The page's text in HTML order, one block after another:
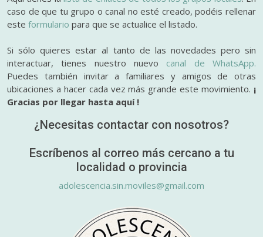
caso de que tu grupo o canal no esté creado, podéis rellenar
este formulario para que se actualice el listado.
Si sólo quieres estar al tanto de las novedades pero sin
interactuar, tienes nuestro nuevo canal de WhatsApp.
Puedes también invitar a familiares y amigos de otras
ubicaciones a hacer cada vez más grande este movimiento. ¡
Gracias por llegar hasta aquí !
¿Necesitas contactar con nosotros?
Escríbenos al correo más cercano a tu
localidad o provincia
adolescencia.sin.moviles@gmail.com